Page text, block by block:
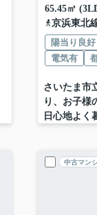
65.45㎡
京浜東北
陽当り良好
電気有
さいたま市
り、お子様
日心地よく
中古マン